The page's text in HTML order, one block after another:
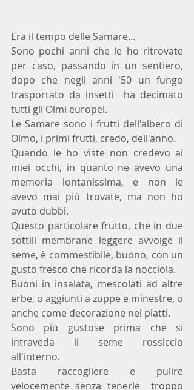
Era il tempo delle Samare...
Sono pochi anni che le ho ritrovate
per caso, passando in un sentiero,
dopo che negli anni '50 un fungo
trasportato da insetti  ha decimato
tutti gli Olmi europei.
Le Samare sono i frutti dell'albero di
Olmo, i primi frutti, credo, dell'anno.
Quando le ho viste non credevo ai
miei occhi, in quanto ne avevo una
memoria lontanissima, e non le
avevo mai più trovate, ma non ho
avuto dubbi.
Questo particolare frutto, che in due
sottili membrane leggere avvolge il
seme, è commestibile, buono, con un
gusto fresco che ricorda la nocciola.
Buoni in insalata, mescolati ad altre
erbe, o aggiunti a zuppe e minestre, o
anche come decorazione nei piatti.
Sono più gustose prima che si
intraveda il seme rossiccio
all'interno.
Basta raccogliere e pulire
velocemente senza tenerle  troppo